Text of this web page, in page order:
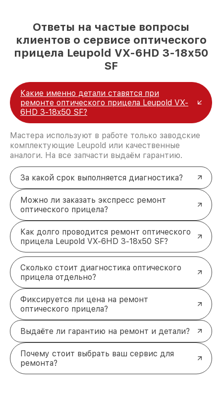
Ответы на частые вопросы
клиентов о сервисе оптического
прицела Leupold VX-6HD 3-18x50
SF
Какие именно детали ставятся при
ремонте оптического прицела Leupold VX-
6HD 3-18x50 SF?
Мастера используют в работе только заводские
комплектующие Leupold или качественные
аналоги. На все запчасти выдаём гарантию.
За какой срок выполняется диагностика?
Можно ли заказать экспресс ремонт
оптического прицела?
Как долго проводится ремонт оптического
прицела Leupold VX-6HD 3-18x50 SF?
Сколько стоит диагностика оптического
прицела отдельно?
Фиксируется ли цена на ремонт
оптического прицела?
Выдаёте ли гарантию на ремонт и детали?
Почему стоит выбрать ваш сервис для
ремонта?